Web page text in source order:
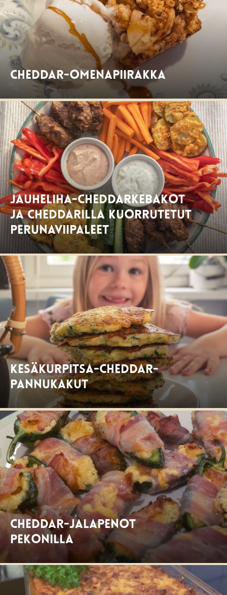
Cheddar-omenapiirakka
Jauheliha-cheddarkebakot
ja cheddarilla kuorrutetut
perunaviipaleet
Kesäkurpitsa-cheddar-
pannukakut
Cheddar-Jalapenot
pekonilla